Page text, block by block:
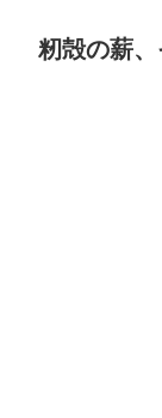
籾殻の薪